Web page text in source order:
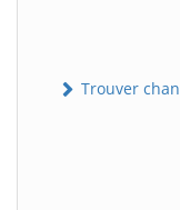
Trouver